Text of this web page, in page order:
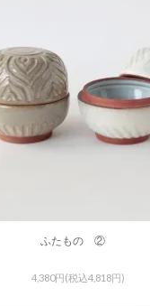
ふたもの ②
4,380円(税込4,818円)